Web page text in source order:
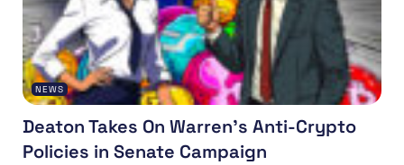
NEWS
Deaton Takes On Warren’s Anti-Crypto
Policies in Senate Campaign